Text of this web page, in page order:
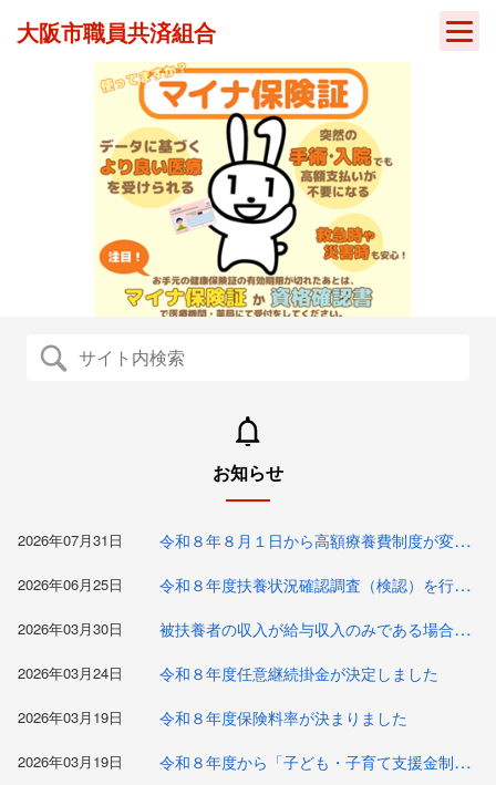
大阪市職員共済組合
お知らせ
2026年07月31日 令和８年８月１日から高額療養費制度が変わります
2026年06月25日 令和８年度扶養状況確認調査（検認）を行います
2026年03月30日 被扶養者の収入が給与収入のみである場合の収入確認方法等について（３月３０日更新）
2026年03月24日 令和８年度任意継続掛金が決定しました
2026年03月19日 令和８年度保険料率が決まりました
2026年03月19日 令和８年度から「子ども・子育て支援金制度」が始まります